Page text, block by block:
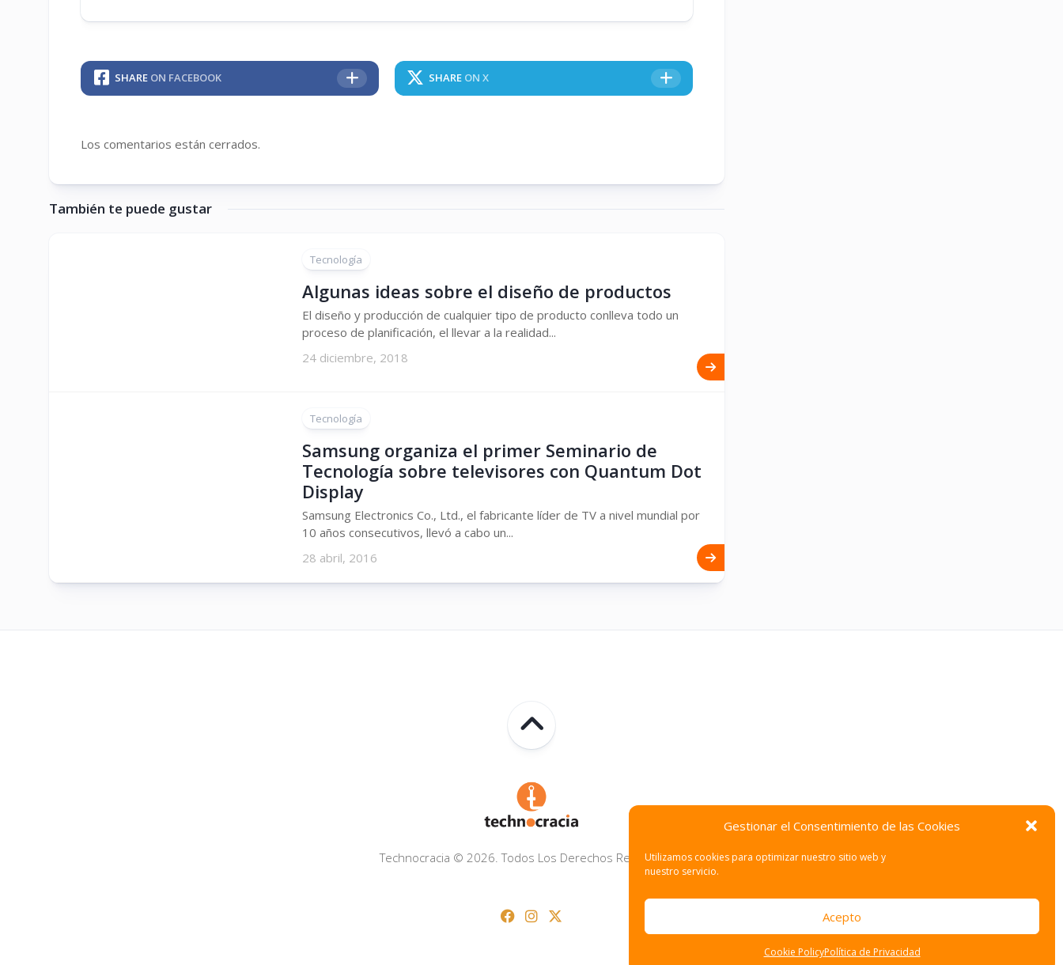
Gestionar el Consentimiento de las Cookies
Utilizamos cookies para optimizar nuestro sitio web y
nuestro servicio.
Acepto
Cookie PolicyPolítica de Privacidad
SHARE ON FACEBOOK SHARE ON X
Los comentarios están cerrados.
También te puede gustar
Tecnología
Algunas ideas sobre el diseño de productos
El diseño y producción de cualquier tipo de producto conlleva todo un
proceso de planificación, el llevar a la realidad...
24 diciembre, 2018
Tecnología
Samsung organiza el primer Seminario de
Tecnología sobre televisores con Quantum Dot
Display
Samsung Electronics Co., Ltd., el fabricante líder de TV a nivel mundial por
10 años consecutivos, llevó a cabo un...
28 abril, 2016
Technocracia © 2026. Todos Los Derechos Reservados.